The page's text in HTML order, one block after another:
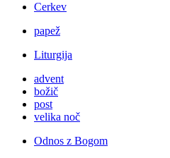
Cerkev
papež
Liturgija
advent
božič
post
velika noč
Odnos z Bogom